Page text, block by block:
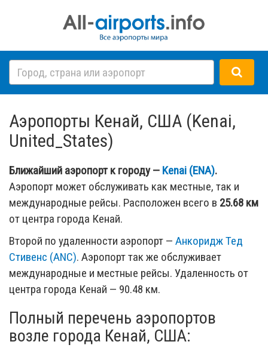
Аэропорты Кенай, США (Kenai,
United_States)
Ближайший аэропорт к городу — Kenai (ENA).
Аэропорт может обслуживать как местные, так и
международные рейсы. Расположен всего в 25.68 км
от центра города Кенай.
Второй по удаленности аэропорт — Анкоридж Тед
Стивенс (ANC). Аэропорт так же обслуживает
международные и местные рейсы. Удаленность от
центра города Кенай — 90.48 км.
Полный перечень аэропортов
возле города Кенай, США: